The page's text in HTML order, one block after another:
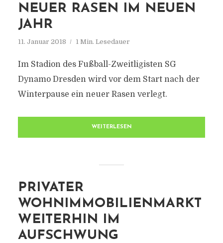
NEUER RASEN IM NEUEN
JAHR
11. Januar 2018 1 Min. Lesedauer
Im Stadion des Fußball-Zweitligisten SG
Dynamo Dresden wird vor dem Start nach der
Winterpause ein neuer Rasen verlegt.
WEITERLESEN
PRIVATER
WOHNIMMOBILIENMARKT
WEITERHIN IM
AUFSCHWUNG